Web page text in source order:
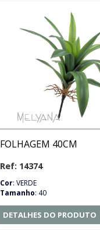
FOLHAGEM 40CM
Ref: 14374
Cor: VERDE
Tamanho: 40
DETALHES DO PRODUTO